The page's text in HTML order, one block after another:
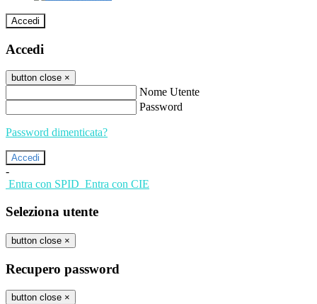
Accedi
Accedi
button close ×
Nome Utente
Password
Password dimenticata?
-
Entra con SPID Entra con CIE
Seleziona utente
button close ×
Recupero password
button close ×